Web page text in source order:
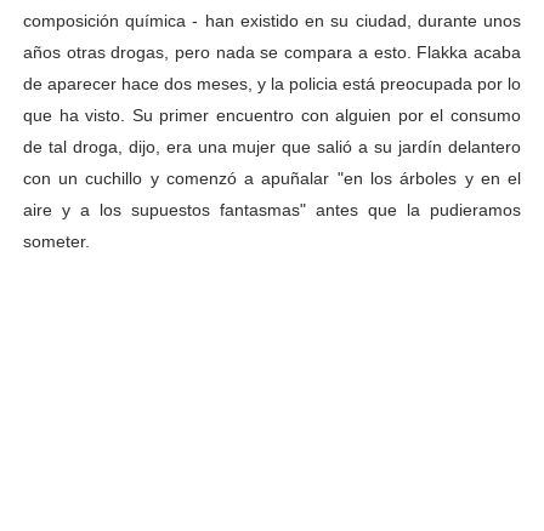
composición química - han existido en su ciudad, durante unos
años otras drogas, pero nada se compara a esto. Flakka acaba
de aparecer hace dos meses, y la policia está preocupada por lo
que ha visto. Su primer encuentro con alguien por el consumo
de tal droga, dijo, era una mujer que salió a su jardín delantero
con un cuchillo y comenzó a apuñalar "en los árboles y en el
aire y a los supuestos fantasmas" antes que la pudieramos
someter.